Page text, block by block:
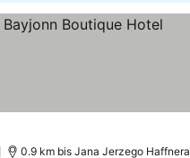
0.9 km bis Jana Jerzego Haffnera